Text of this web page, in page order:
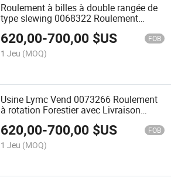
Roulement à billes à double rangée de
type slewing 0068322 Roulement
620,00-700,00 $US FOB
1 Jeu (MOQ)
Usine Lymc Vend 0073266 Roulement
à rotation Forestier avec Livraison
620,00-700,00 $US FOB
1 Jeu (MOQ)